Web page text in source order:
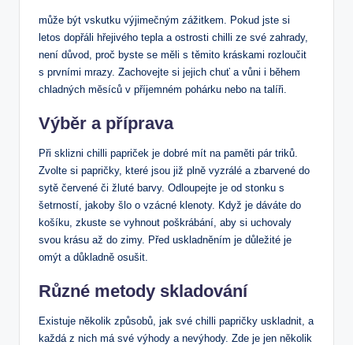
může být vskutku výjimečným zážitkem. Pokud jste si
letos dopřáli hřejivého tepla a ostrosti chilli ze své zahrady,
není důvod, proč byste se měli s těmito kráskami rozloučit
s prvními mrazy. Zachovejte si jejich chuť a vůni i během
chladných měsíců v příjemném pohárku nebo na talíři.
Výběr a příprava
Při sklizni chilli papriček je dobré mít na paměti pár triků.
Zvolte si papričky, které jsou již plně vyzrálé a zbarvené do
sytě červené či žluté barvy. Odloupejte je od stonku s
šetrností, jakoby šlo o vzácné klenoty. Když je dáváte do
košíku, zkuste se vyhnout poškrábání, aby si uchovaly
svou krásu až do zimy. Před uskladněním je důležité je
omýt a důkladně osušit.
Různé metody skladování
Existuje několik způsobů, jak své chilli papričky uskladnit, a
každá z nich má své výhody a nevýhody. Zde je jen několik